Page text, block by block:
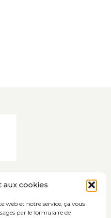
cookies
web et notre service, ça vous
par le formulaire de